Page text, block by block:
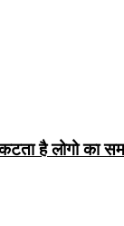
है लोगो का